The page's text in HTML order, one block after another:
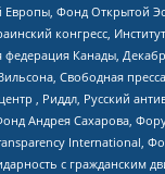
Фонд Открытой
конгресс,
федерация Канады,
Свободная
, Риддл, Русский
Андрея Сахарова,
International,
с гражданским